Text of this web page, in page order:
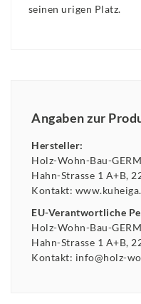
seinen urigen Platz.
Angaben zur
Hersteller:
Holz-Wohn-Bau-
Hahn-Strasse 1 A+B
Kontakt:
EU-Verantwortliche
Holz-Wohn-Bau-
Hahn-Strasse 1 A+B
Kontakt: info@holz-